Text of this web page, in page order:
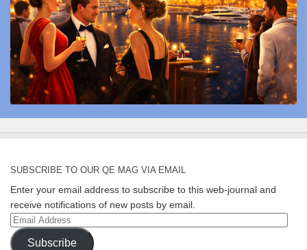
SUBSCRIBE TO OUR QE MAG VIA EMAIL
Enter your email address to subscribe to this web-journal and
receive notifications of new posts by email.
Email
Address
Subscribe